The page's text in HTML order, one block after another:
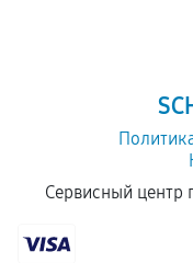
Сервисный центр